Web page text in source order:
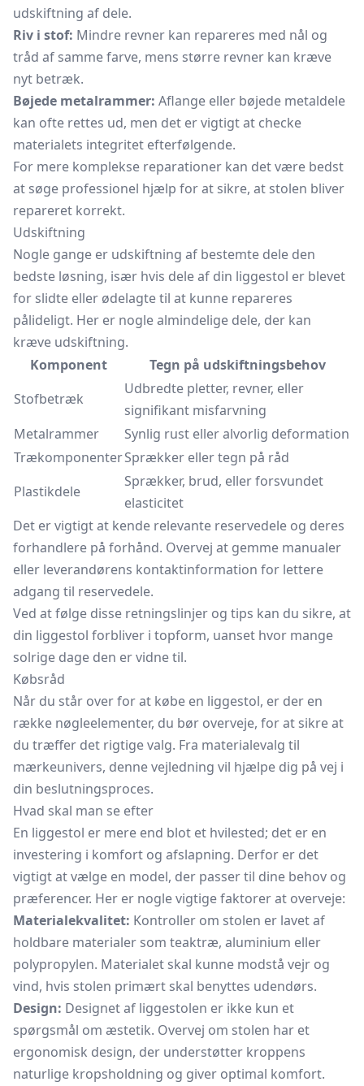
udskiftning af dele.
Riv i stof: Mindre revner kan repareres med nål og
tråd af samme farve, mens større revner kan kræve
nyt betræk.
Bøjede metalrammer: Aflange eller bøjede metaldele
kan ofte rettes ud, men det er vigtigt at checke
materialets integritet efterfølgende.
For mere komplekse reparationer kan det være bedst
at søge professionel hjælp for at sikre, at stolen bliver
repareret korrekt.
Udskiftning
Nogle gange er udskiftning af bestemte dele den
bedste løsning, især hvis dele af din liggestol er blevet
for slidte eller ødelagte til at kunne repareres
pålideligt. Her er nogle almindelige dele, der kan
kræve udskiftning.
Komponent
Tegn på udskiftningsbehov
Stofbetræk
Udbredte pletter, revner, eller
signifikant misfarvning
Metalrammer
Synlig rust eller alvorlig deformation
TrækomponenterSprækker eller tegn på råd
Plastikdele
Sprækker, brud, eller forsvundet
elasticitet
Det er vigtigt at kende relevante reservedele og deres
forhandlere på forhånd. Overvej at gemme manualer
eller leverandørens kontaktinformation for lettere
adgang til reservedele.
Ved at følge disse retningslinjer og tips kan du sikre, at
din liggestol forbliver i topform, uanset hvor mange
solrige dage den er vidne til.
Købsråd
Når du står over for at købe en liggestol, er der en
række nøgleelementer, du bør overveje, for at sikre at
du træffer det rigtige valg. Fra materialevalg til
mærkeunivers, denne vejledning vil hjælpe dig på vej i
din beslutningsproces.
Hvad skal man se efter
En liggestol er mere end blot et hvilested; det er en
investering i komfort og afslapning. Derfor er det
vigtigt at vælge en model, der passer til dine behov og
præferencer. Her er nogle vigtige faktorer at overveje:
Materialekvalitet: Kontroller om stolen er lavet af
holdbare materialer som teaktræ, aluminium eller
polypropylen. Materialet skal kunne modstå vejr og
vind, hvis stolen primært skal benyttes udendørs.
Design: Designet af liggestolen er ikke kun et
spørgsmål om æstetik. Overvej om stolen har et
ergonomisk design, der understøtter kroppens
naturlige kropsholdning og giver optimal komfort.